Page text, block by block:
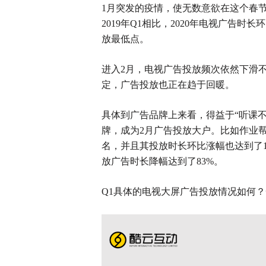
1月突发的疫情，使无数意欲在这个春
2019年Q1相比，2020年电视广告时长
放最低点。
进入 2月，电视广告投放频次依然下滑
定，广告投放也正在趋于回暖。
具体到广告品牌上来看，得益于“听课
牌，成为2月广告投放大户。比如作业
名，并且其投放时长环比涨幅也达到
放广告时长降幅达到了83%。
Q1具体的电视大屏广告投放情况如何